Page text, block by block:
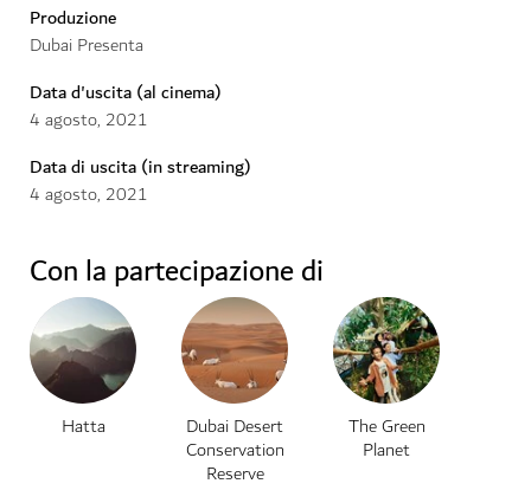
Produzione
Dubai Presenta
Data d'uscita (al cinema)
4 agosto, 2021
Data di uscita (in streaming)
4 agosto, 2021
Con la partecipazione di
Hatta
Dubai Desert
Conservation
Reserve
The Green
Planet